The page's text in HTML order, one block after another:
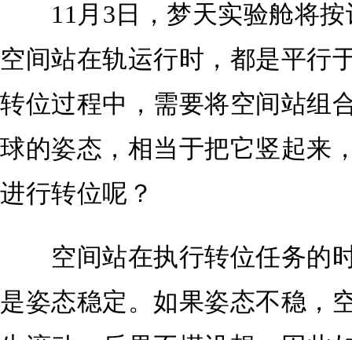
11月3日，梦天实验舱将按
空间站在轨运行时，都是平行
转位过程中，需要将空间站组
球的姿态，相当于把它竖起来
进行转位呢？
空间站在执行转位任务的
是姿态稳定。如果姿态不稳，